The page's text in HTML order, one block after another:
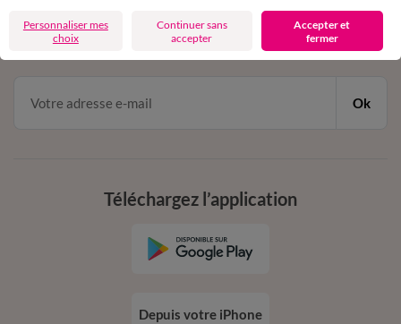
en vous inscrivant à la newsletter
dès 20€ d’achat
conditions dans votre email de confirmation
Ok
Téléchargez l’application
Depuis votre iPhone
Personnaliser mes
choix
Continuer sans
accepter
Accepter et
fermer